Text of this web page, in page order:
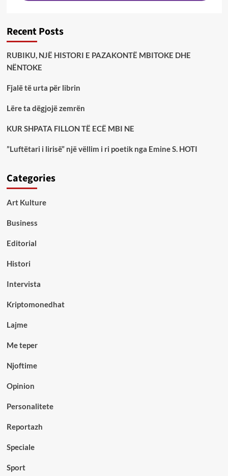
Recent Posts
RUBIKU, NJË HISTORI E PAZAKONTË MBITOKE DHE
NËNTOKE
Fjalë të urta për librin
Lëre ta dëgjojë zemrën
KUR SHPATA FILLON TË ECË MBI NE
”Luftëtari i lirisë” një vëllim i ri poetik nga Emine S. HOTI
Categories
Art Kulture
Business
Editorial
Histori
Intervista
Kriptomonedhat
Lajme
Me teper
Njoftime
Opinion
Personalitete
Reportazh
Speciale
Sport